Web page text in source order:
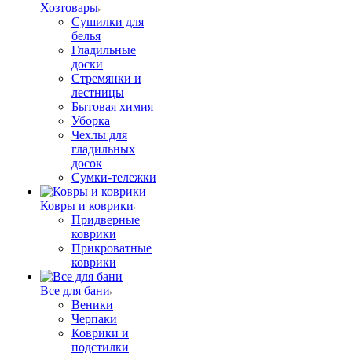
Хозтовары
Сушилки для
белья
Гладильные
доски
Стремянки и
лестницы
Бытовая химия
Уборка
Чехлы для
гладильных
досок
Сумки-тележки
Ковры и коврики
Придверные
коврики
Прикроватные
коврики
Все для бани
Веники
Черпаки
Коврики и
подстилки